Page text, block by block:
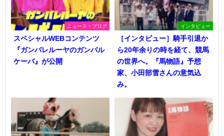
ニュース・ブログ
スペシャルWEBコンテンツ
『ガンバレルーヤのガンバル
ケーバ』が公開
インタビュー
［インタビュー］騎手引退か
ら20年余りの時を経て、競馬
の世界へ。『馬物語』予想
家、小田部雪さんの意気込
み。